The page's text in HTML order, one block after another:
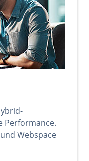
Performance.
Webspace